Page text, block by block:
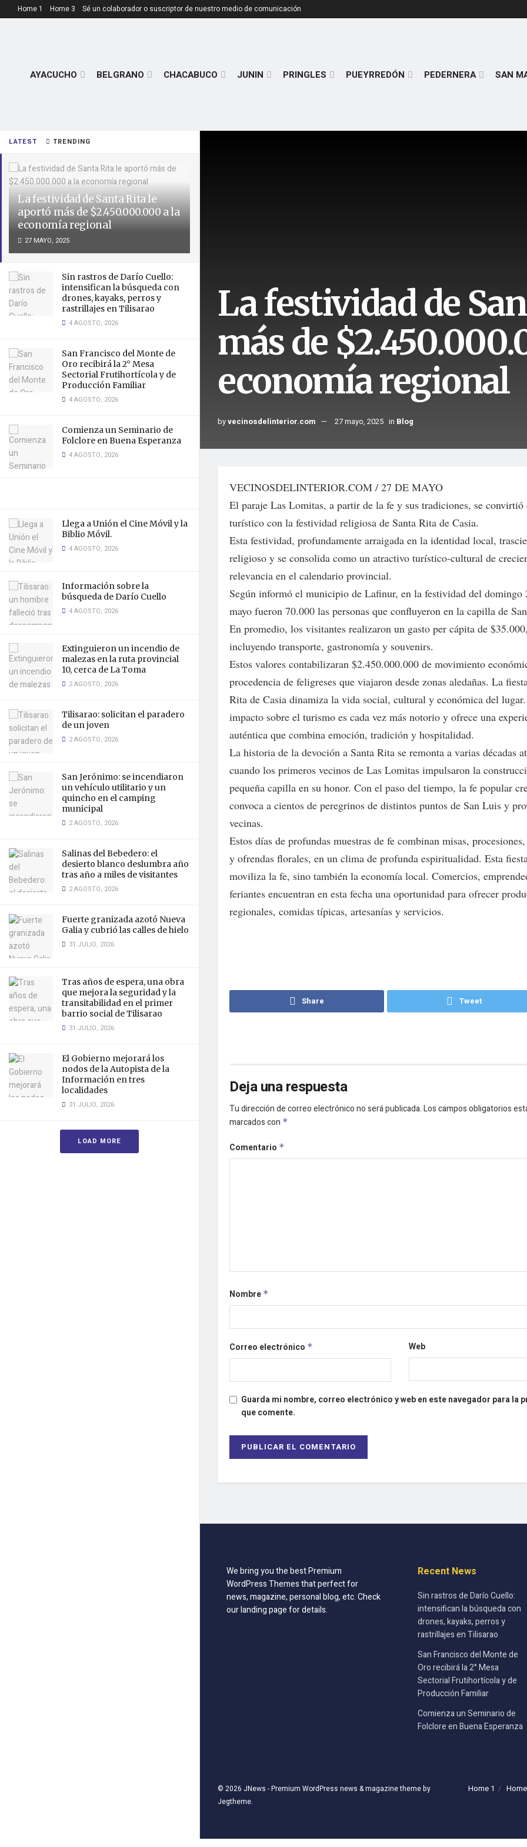
LATEST TRENDING
La festividad de Santa Rita le
aportó más de $2.450.000.000 a la
economía regional
27 MAYO, 2025
Sin rastros de Darío Cuello:
intensifican la búsqueda con
drones, kayaks, perros y
rastrillajes en Tilisarao
4 AGOSTO, 2026
San Francisco del Monte de
Oro recibirá la 2° Mesa
Sectorial Frutihortícola y de
Producción Familiar
4 AGOSTO, 2026
Comienza un Seminario de
Folclore en Buena Esperanza
4 AGOSTO, 2026
Llega a Unión el Cine Móvil y la
Biblio Móvil.
4 AGOSTO, 2026
Información sobre la
búsqueda de Darío Cuello
4 AGOSTO, 2026
Extinguieron un incendio de
malezas en la ruta provincial
10, cerca de La Toma
2 AGOSTO, 2026
Tilisarao: solicitan el paradero
de un joven
2 AGOSTO, 2026
San Jerónimo: se incendiaron
un vehículo utilitario y un
quincho en el camping
municipal
2 AGOSTO, 2026
Salinas del Bebedero: el
desierto blanco deslumbra año
tras año a miles de visitantes
2 AGOSTO, 2026
Fuerte granizada azotó Nueva
Galia y cubrió las calles de hielo
31 JULIO, 2026
Tras años de espera, una obra
que mejora la seguridad y la
transitabilidad en el primer
barrio social de Tilisarao
31 JULIO, 2026
El Gobierno mejorará los
nodos de la Autopista de la
Información en tres
localidades
31 JULIO, 2026
LOAD MORE
Home 1 Home 3 Sé un colaborador o suscriptor de nuestro medio de comunicación
AYACUCHO BELGRANO CHACABUCO JUNIN PRINGLES PUEYRREDÓN PEDERNERA SAN
La festividad de
más de
economía regional
byvecinosdelinterior.com 27 mayo, 2025 in Blog
VECINOSDELINTERIOR.COM / 27 DE MAYO
El paraje Las Lomitas, a partir de la fe y sus tradiciones, se convirtió
turístico con la festividad religiosa de Santa Rita de Casia.
Esta festividad, profundamente arraigada en la identidad local,
religioso y se consolida como un atractivo turístico-cultural de
relevancia en el calendario provincial.
Según informó el municipio de Lafinur, en la festividad del domingo
mayo fueron 70.000 las personas que confluyeron en la capilla de
En promedio, los visitantes realizaron un gasto per cápita de
incluyendo transporte, gastronomía y souvenirs.
Estos valores contabilizaran $2.450.000.000 de movimiento
procedencia de feligreses que viajaron desde zonas aledañas. La
Rita de Casia dinamiza la vida social, cultural y económica del
impacto sobre el turismo es cada vez más notorio y ofrece una
auténtica que combina emoción, tradición y hospitalidad.
La historia de la devoción a Santa Rita se remonta a varias décadas
cuando los primeros vecinos de Las Lomitas impulsaron la
pequeña capilla en su honor. Con el paso del tiempo, la fe popular
convoca a cientos de peregrinos de distintos puntos de San Luis y
vecinas.
Estos días de profundas muestras de fe combinan misas,
y ofrendas florales, en un clima de profunda espiritualidad. Esta
moviliza la fe, sino también la economía local. Comercios,
feriantes encuentran en esta fecha una oportunidad para ofrecer
regionales, comidas típicas, artesanías y servicios.
Share Tweet
Deja una respuesta
Tu dirección de correo electrónico no será publicada.Los campos obligatorios
marcados con *
Comentario *
Nombre *
Correo electrónico * Web
Guarda mi nombre, correo electrónico y web en este navegador para la
que comente.
We bring you the best Premium
WordPress Themes that perfect for
news, magazine, personal blog, etc. Check
our landing page for details.
Recent News
Sin rastros de Darío Cuello:
intensifican la búsqueda con
drones, kayaks, perros y
rastrillajes en Tilisarao
San Francisco del Monte de
Oro recibirá la 2° Mesa
Sectorial Frutihortícola y de
Producción Familiar
Comienza un Seminario de
Folclore en Buena Esperanza
Home 1
© 2026 JNews - Premium WordPress news & magazine theme by
Jegtheme.